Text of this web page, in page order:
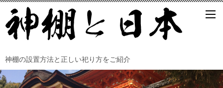
神棚の設置方法と正しい祀り方をご紹介